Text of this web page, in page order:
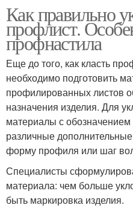
Как правильно
профлист.
профнастила
Еще до того, как класть
необходимо подготовить
профилированных листов
назначения изделия. Для
материалы с
различные
форму профиля или шаг
Специалисты
материала: чем больше
быть маркировка изделия.